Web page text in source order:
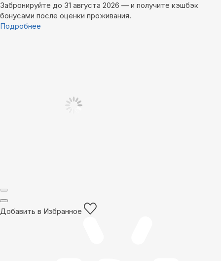
Забронируйте до 31 августа 2026 — и получите кэшбэк
бонусами после оценки проживания.
Подробнее
Добавить в Избранное